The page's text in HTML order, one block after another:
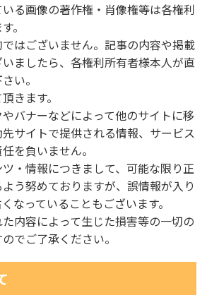
る画像の著作権・肖像権等は各権利
。
はございません。記事の内容や掲載
ましたら、各権利所有者様本人が直
い。
きます。
バナーなどによって他のサイトに移
サイトで提供される情報、サービス
を負いません。
・情報につきまして、可能な限り正
う努めておりますが、誤情報が入り
なっていることもございます。
内容によって生じた損害等の一切の
でご了承ください。